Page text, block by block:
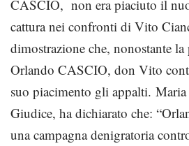
CASCIO, non era piaciuto il
cattura nei confronti di Vito
dimostrazione che, nonostante la
Orlando CASCIO, don Vito
suo piacimento gli appalti. Maria
Giudice, ha dichiarato che:
una campagna denigratoria